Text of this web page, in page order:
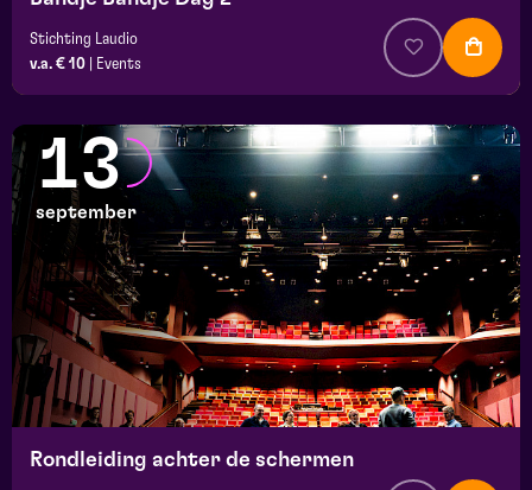
Stichting Laudio
v.a. € 10
Events
13
september
Rondleiding achter de schermen